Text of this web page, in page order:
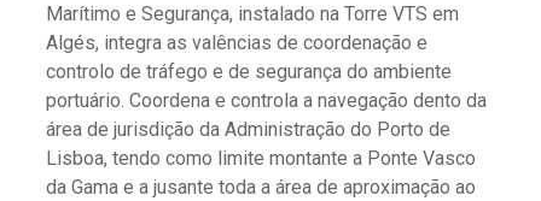
Marítimo e Segurança, instalado na Torre VTS em
Algés, integra as valências de coordenação e
controlo de tráfego e de segurança do ambiente
portuário. Coordena e controla a navegação dento da
área de jurisdição da Administração do Porto de
Lisboa, tendo como limite montante a Ponte Vasco
da Gama e a jusante toda a área de aproximação ao